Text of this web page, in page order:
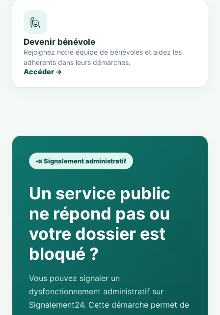
🙋
Devenir bénévole
Rejoignez notre équipe de bénévoles et aidez les
adhérents dans leurs démarches.
Accéder →
📣 Signalement administratif
Un service public
ne répond pas ou
votre dossier est
bloqué ?
Vous pouvez signaler un
dysfonctionnement administratif sur
Signalement24. Cette démarche permet de